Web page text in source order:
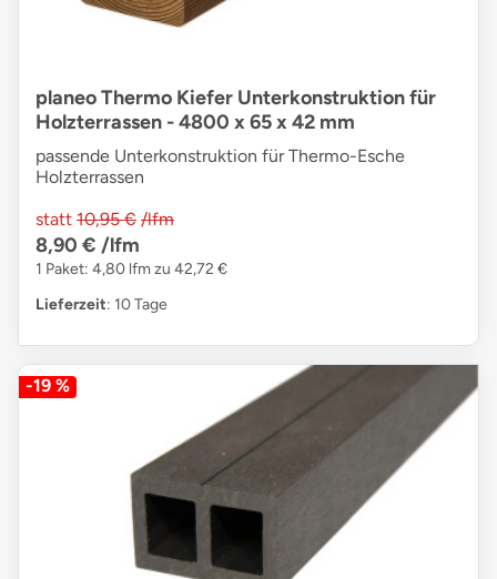
planeo Thermo Kiefer Unterkonstruktion für
Holzterrassen - 4800 x 65 x 42 mm
passende Unterkonstruktion für Thermo-Esche
Holzterrassen
statt 10,95 € /lfm
8,90 € /lfm
1 Paket: 4,80 lfm zu 42,72 €
Lieferzeit: 10 Tage
-19 %